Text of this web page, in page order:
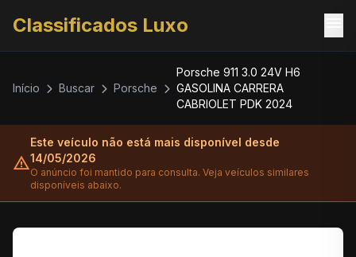
Classificados Luxo
Início Buscar Porsche
Porsche 911 3.0 24V H6
GASOLINA CARRERA
CABRIOLET PDK 2024
warning
Este veículo não está mais disponível desde
14/05/2026
O anúncio foi mantido para consulta. Veja veículos similares
disponíveis abaixo.